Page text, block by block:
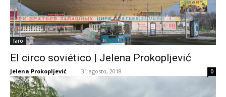
faro
El circo soviético | Jelena Prokopljević
Jelena Prokopljević - 31 agosto, 2018 0